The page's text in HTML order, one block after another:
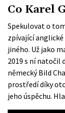
Co Karel
Spekulovat o
zpívající
jiného. Už jako
2019 s ní natočil
německýBild
prostředí díky
jeho úspěchu.